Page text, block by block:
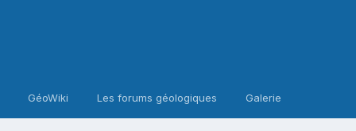
GéoWiki Les forums géologiques Galerie